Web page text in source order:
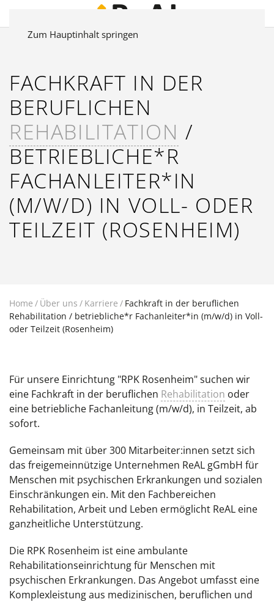
Zum Hauptinhalt springen
FACHKRAFT IN DER
BERUFLICHEN
REHABILITATION /
BETRIEBLICHE*R
FACHANLEITER*IN
(M/W/D) IN VOLL- ODER
TEILZEIT (ROSENHEIM)
Home Über uns Karriere
Fachkraft in der beruflichen
Rehabilitation / betriebliche*r Fachanleiter*in (m/w/d) in Voll-
oder Teilzeit (Rosenheim)
Für unsere Einrichtung "RPK Rosenheim" suchen wir
eine Fachkraft in der beruflichen Rehabilitation oder
eine betriebliche Fachanleitung (m/w/d), in Teilzeit, ab
sofort.
Gemeinsam mit über 300 Mitarbeiter:innen setzt sich
das freigemeinnützige Unternehmen ReAL gGmbH für
Menschen mit psychischen Erkrankungen und sozialen
Einschränkungen ein. Mit den Fachbereichen
Rehabilitation, Arbeit und Leben ermöglicht ReAL eine
ganzheitliche Unterstützung.
Die RPK Rosenheim ist eine ambulante
Rehabilitationseinrichtung für Menschen mit
psychischen Erkrankungen. Das Angebot umfasst eine
Komplexleistung aus medizinischen, beruflichen und